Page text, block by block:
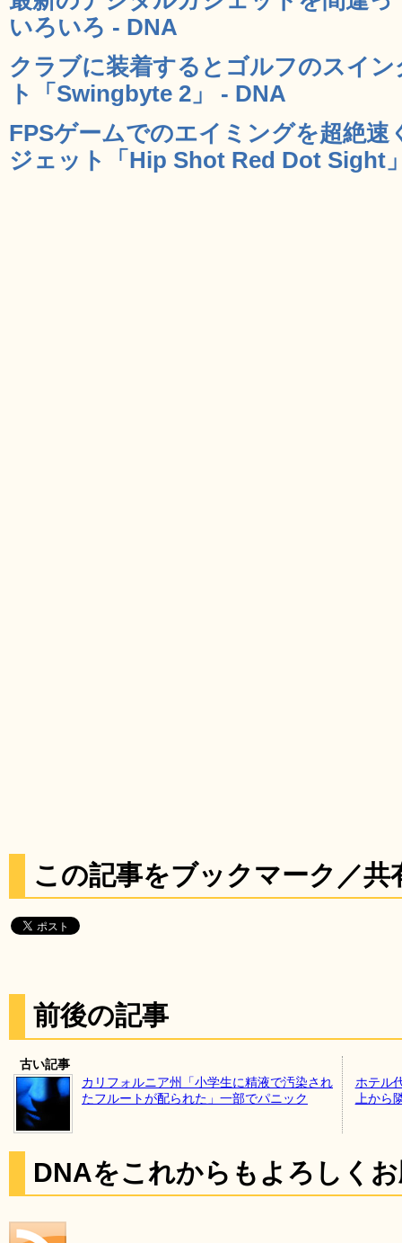
いろいろ - DNA
クラブに装着するとゴルフのスイ
ト「Swingbyte 2」 - DNA
FPSゲームでのエイミングを超絶
ジェット「Hip Shot Red Dot Sight
この記事をブックマーク／共
前後の記事
古い記事
カリフォルニア州「小学生に精液で汚染され
たフルートが配られた」一部でパニック
ホテル
上から
DNAをこれからもよろしく